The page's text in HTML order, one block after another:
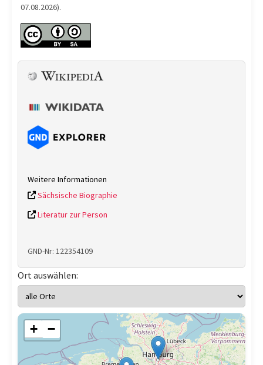
07.08.2026).
Weitere Informationen
Sächsische Biographie
Literatur zur Person
GND-Nr: 122354109
Ort auswählen:
+ −